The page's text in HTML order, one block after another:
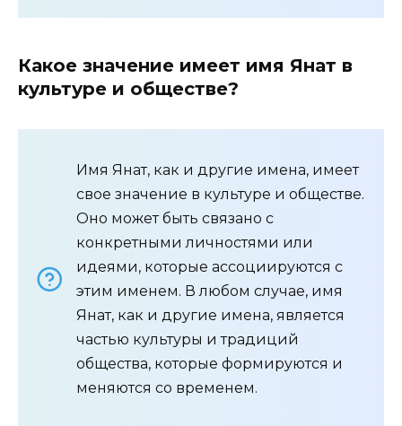
Какое значение имеет имя Янат в
культуре и обществе?
Имя Янат, как и другие имена, имеет
свое значение в культуре и обществе.
Оно может быть связано с
конкретными личностями или
идеями, которые ассоциируются с
этим именем. В любом случае, имя
Янат, как и другие имена, является
частью культуры и традиций
общества, которые формируются и
меняются со временем.